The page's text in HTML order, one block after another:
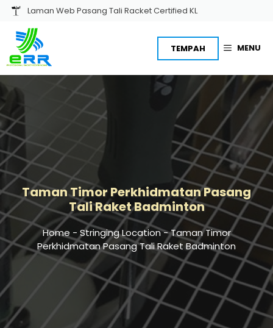
Skip
content
Laman Web Pasang Tali Racket Certified KL
MENU
TEMPAH
Taman Timor Perkhidmatan Pasang
Tali Raket Badminton
Home - Stringing Location-Taman Timor
Perkhidmatan Pasang Tali Raket Badminton